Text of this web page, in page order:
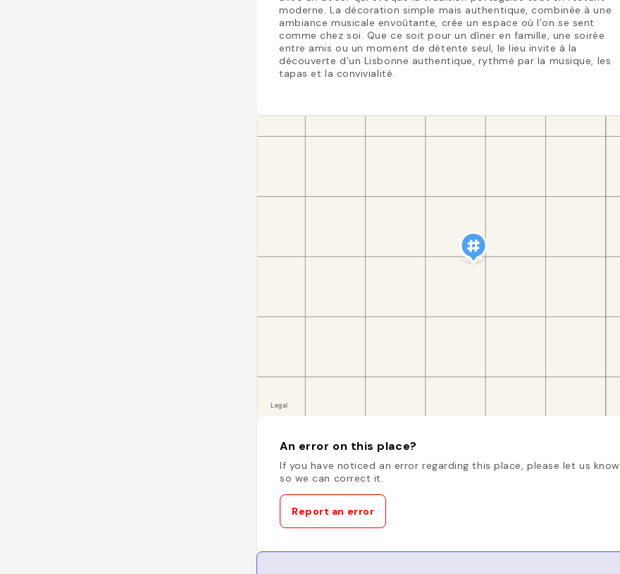
moderne. La décoration simple mais authentique, combinée à une
ambiance musicale envoûtante, crée un espace où l’on se sent
comme chez soi. Que ce soit pour un dîner en famille, une soirée
entre amis ou un moment de détente seul, le lieu invite à la
découverte d’un Lisbonne authentique, rythmé par la musique, les
tapas et la convivialité.
An error on this place?
If you have noticed an error regarding this place, please let us know
so we can correct it.
Report an error